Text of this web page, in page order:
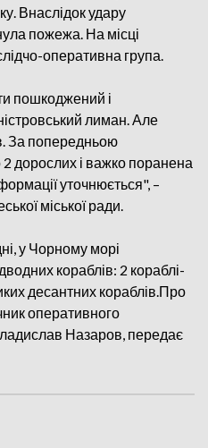
Внаслідок удару
пожежа. На місці
оперативна група.
пошкоджений і
лиман. Але
За попередньою
дорослих і важко поранена
уточнюється", –
міської ради.
у Чорному морі
кораблів: 2 кораблі-
десантних кораблів.Про
оперативного
Назаров, передає